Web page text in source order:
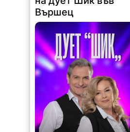
59 | 2026-08-06 09:51:21